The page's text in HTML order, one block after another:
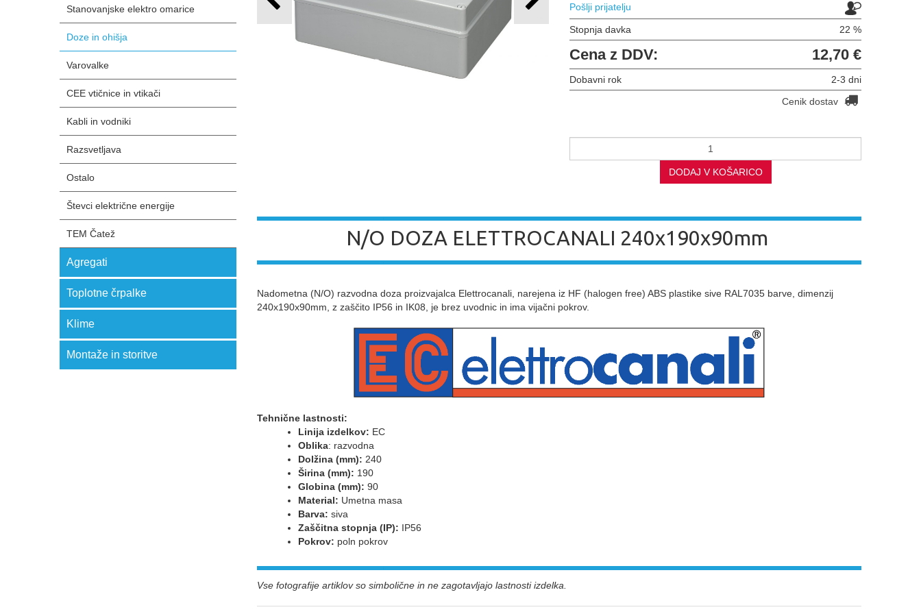
Stanovanjske elektro omarice
Doze in ohišja
Varovalke
CEE vtičnice in vtikači
Kabli in vodniki
Razsvetljava
Ostalo
Števci električne energije
TEM Čatež
Agregati
Toplotne črpalke
Klime
Montaže in storitve
Pošlji prijatelju
Stopnja davka 22 %
Cena z DDV: 12,70 €
Dobavni rok
2-3 dni
Cenik dostav
DODAJ V KOŠARICO
N/O DOZA ELETTROCANALI 240x190x90mm
Nadometna (N/O) razvodna doza proizvajalca Elettrocanali, narejena iz HF (halogen free) ABS plastike sive RAL7035 barve, dimenzij
240x190x90mm, z zaščito IP56 in IK08, je brez uvodnic in ima vijačni pokrov.
Tehnične lastnosti:
Linija izdelkov: EC
Oblika: razvodna
Dolžina (mm): 240
Širina (mm): 190
Globina (mm): 90
Material: Umetna masa
Barva: siva
Zaščitna stopnja (IP): IP56
Pokrov: poln pokrov
Vse fotografije artiklov so simbolične in ne zagotavljajo lastnosti izdelka.